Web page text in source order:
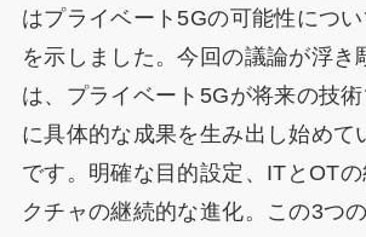
はプライベート5Gの可能性につ
を示しました。今回の議論が浮き
は、プライベート5Gが将来の技
に具体的な成果を生み出し始めて
です。明確な目的設定、ITとOT
クチャの継続的な進化。この3つ